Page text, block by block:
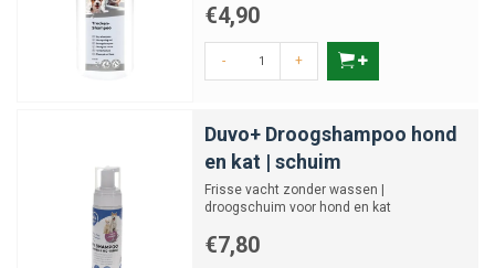
€4,90
- +
Duvo+ Droogshampoo hond
en kat | schuim
Frisse vacht zonder wassen |
droogschuim voor hond en kat
€7,80